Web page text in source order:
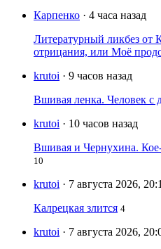
Карпенко · 4 часа назад
Литературный ликбез от
отрицания, или Моё
krutoi · 9 часов назад
Вшивая ленка. Человек с
krutoi · 10 часов назад
Вшивая и Чернухина.
10
krutoi · 7 августа 2026,
Калрецкая злится 4
krutoi · 7 августа 2026,